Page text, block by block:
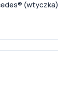
(wtyczka)